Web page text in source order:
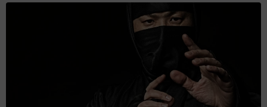
アンデジ、世界へ。アンデジ4で撮った写真が、国際フォトコンテストで